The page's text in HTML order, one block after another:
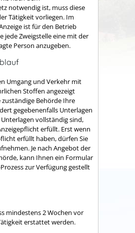
notwendig ist, muss diese
Tätigkeit vorliegen. Im
ist für den Betrieb
jede Zweigstelle eine mit der
Person anzugeben.
Umgang und Verkehr mit
Stoffen angezeigt
Behörde Ihre
gegebenenfalls Unterlagen
Unterlagen vollständig sind,
erfüllt. Erst wenn
erfüllt haben, dürfen Sie
Je nach Angebot der
kann Ihnen ein Formular
zur Verfügung gestellt
mindestens 2 Wochen vor
erstattet werden.